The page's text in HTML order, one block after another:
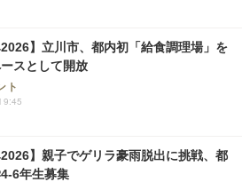
2026】立川市、都内初「給食調理場」を
スとして開放
ト
9:45
2026】親子でゲリラ豪雨脱出に挑戦、都
6年生募集